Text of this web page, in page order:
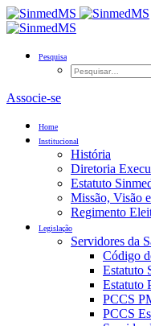
Pesquisa
Associe-se
Home
Institucional
História
Diretoria
Estatuto
Missão, Visão
Regimento
Legislação
Servidores da
Código
Estatuto
Estatuto
PCCS
PCCS